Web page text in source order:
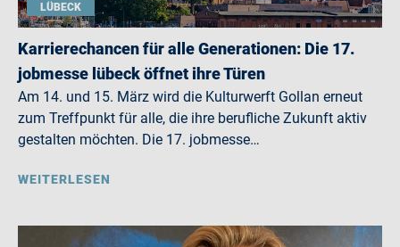
LÜBECK
Karrierechancen für alle Generationen: Die 17.
jobmesse lübeck öffnet ihre Türen
Am 14. und 15. März wird die Kulturwerft Gollan erneut
zum Treffpunkt für alle, die ihre berufliche Zukunft aktiv
gestalten möchten. Die 17. jobmesse…
WEITERLESEN